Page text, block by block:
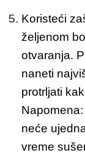
Koristeći
željenom
otvaranja.
naneti
protrljati
neće
vreme